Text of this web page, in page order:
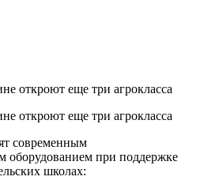
откроют еще три агрокласса
откроют еще три агрокласса
современным
оборудованием при поддержке
школах: